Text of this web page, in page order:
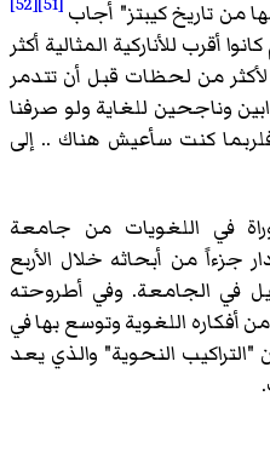
من تاريخ كيبتز" أجاب
أقرب للأناركية المثالية أكثر
من لحظات قبل أن تتدمر
وناجحين للغاية ولو صرفنا
كنت سأعيش هناك .. إلى
في اللغويات من جامعة
عام 1955. وقد أدار جزءاً من أبحاثه خلال الأربع
في الجامعة. وفي أطروحته
أفكاره اللغوية وتوسع بها في
صدر عام 1957 بعنوان "التراكيب النحوية" والذي يعد